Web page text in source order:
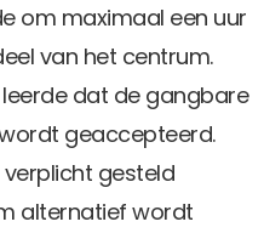
om maximaal een uur
van het centrum.
dat de gangbare
geaccepteerd.
gesteld
alternatief wordt